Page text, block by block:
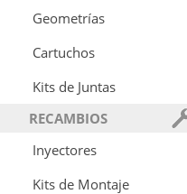
Geometrías
Cartuchos
Kits de Juntas
RECAMBIOS
Inyectores
Kits de Montaje